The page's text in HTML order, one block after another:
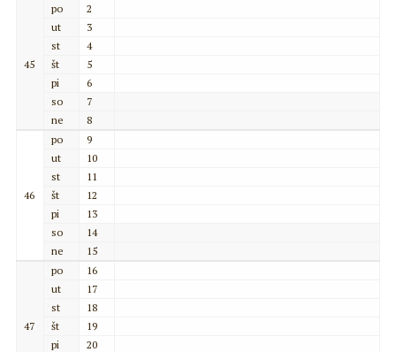
45
po
2
ut
3
st
4
št
5
pi
6
so
7
ne
8
46
po
9
ut
10
st
11
št
12
pi
13
so
14
ne
15
47
po
16
ut
17
st
18
št
19
pi
20